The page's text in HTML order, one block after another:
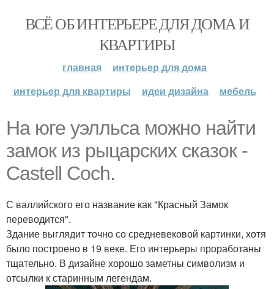
ВСЁ ОБ ИНТЕРЬЕРЕ ДЛЯ ДОМА И
КВАРТИРЫ
главная
интерьер для дома
интерьер для квартиры
идеи дизайна мебель
На юге уэлльса можно найти
замок из рыцарских сказок -
Castell Coch.
С валлийского его название как "Красный Замок
переводится".
Здание выглядит точно со средневековой картинки, хотя
было построено в 19 веке. Его интерьеры проработаны
тщательно. В дизайне хорошо заметны символизм и
отсылки к старинным легендам.